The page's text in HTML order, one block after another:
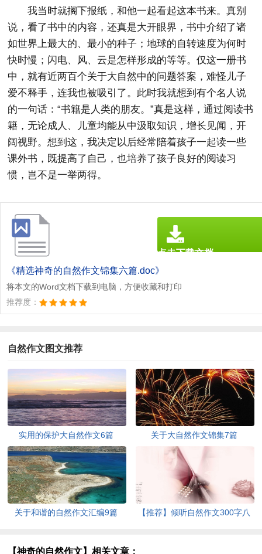
我当时就搁下报纸，和他一起看起这本书来。真别
说，看了书中的内容，还真是大开眼界，书中介绍了诸
如世界上最大的、最小的种子；地球的自转速度为何时
快时慢；闪电、风、云是怎样形成的等等。仅这一册书
中，就有近两百个关于大自然中的问题答案，难怪儿子
爱不释手，连我也被吸引了。此时我就想到有个名人说
的一句话：“书籍是人类的朋友。”真是这样，通过阅读书
籍，无论成人、儿童均能从中汲取知识，增长见闻，开
阔视野。想到这，我决定以后经常陪着孩子一起读一些
课外书，既提高了自己，也培养了孩子良好的阅读习
惯，岂不是一举两得。
《精选神奇的自然作文锦集六篇.doc》
将本文的Word文档下载到电脑，方便收藏和打印
推荐度：
点击下载文档
自然作文图文推荐
实用的保护大自然作文6篇 关于大自然作文锦集7篇
关于和谐的自然作文汇编9篇
【推荐】倾听自然作文300字八
【神奇的自然作文】相关文章：